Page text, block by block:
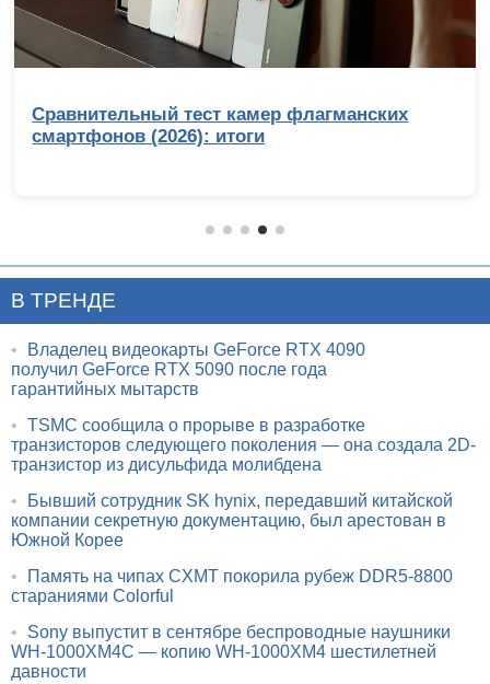
Сравнительный тест камер флагманских
смартфонов (2026): итоги
В ТРЕНДЕ
•
Владелец видеокарты GeForce RTX 4090
получил GeForce RTX 5090 после года
гарантийных мытарств
• TSMC сообщила о прорыве в разработке
транзисторов следующего поколения — она создала 2D-
транзистор из дисульфида молибдена
•
Бывший сотрудник SK hynix, передавший китайской
компании секретную документацию, был арестован в
Южной Корее
•
Память на чипах CXMT покорила рубеж DDR5-8800
стараниями Colorful
•
Sony выпустит в сентябре беспроводные наушники
WH-1000XM4C — копию WH-1000XM4 шестилетней
давности